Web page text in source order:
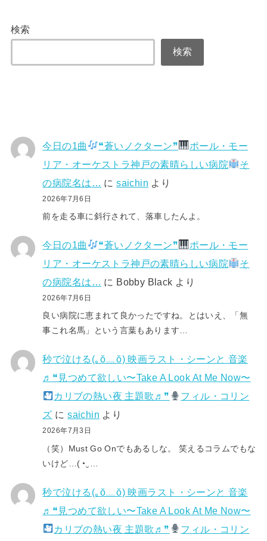
検索
検索
今日の1曲 ❝蒼いノクターン❞
ポール・モー
リア・オーケストラ神戸の素晴らしい病院
そ
の病院名は… にsaichin より
2026年7月6日
前を走る車に斜行されて、落車したんよ。
今日の1曲 ❝蒼いノクターン❞
ポール・モー
リア・オーケストラ神戸の素晴らしい病院
そ
の病院名は… に Bobby Black より
2026年7月6日
良い病院に恵まれて良かったですね。とはいえ、「無
事これ名馬」という言葉もあります…
秒で泣ける(⁠｡⁠ŏ⁠﹏⁠ŏ⁠) 映画ラスト・シーンと 音楽
♬❝見つめて欲しい〜Take A Look At Me Now〜
カリブの熱い夜 主題歌♬❞
フィル・コリン
ズ にsaichin より
2026年7月3日
（笑）Must Go Onでもあるしな。 笑えるコラムでもな
いけど…(⁠◔⁠‿⁠…
秒で泣ける(⁠｡⁠ŏ⁠﹏⁠ŏ⁠) 映画ラスト・シーンと 音楽
♬❝見つめて欲しい〜Take A Look At Me Now〜
カリブの熱い夜 主題歌♬❞
フィル・コリン